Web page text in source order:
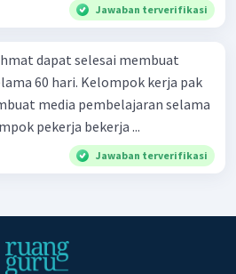
Jawaban terverifikasi
dapat selesai membuat
60 hari. Kelompok kerja pak
media pembelajaran selama
pekerja bekerja ...
Jawaban terverifikasi